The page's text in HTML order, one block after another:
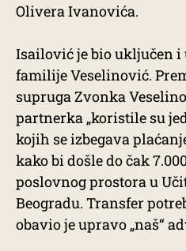
Olivera Ivanovića.
Isailović je bio uključen
familije Veselinović.
supruga Zvonka
partnerka „koristile su
kojih se izbegava
kako bi došle do čak
poslovnog prostora u
Beogradu. Transfer
obavio je upravo „naš“